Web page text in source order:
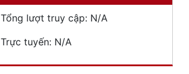
Tổng lượt truy cập: N/A
Trực tuyến: N/A